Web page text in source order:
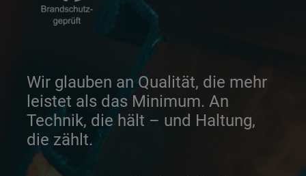
Wir glauben an Qualität, die mehr
leistet als das Minimum. An
Technik, die hält – und Haltung,
die zählt.